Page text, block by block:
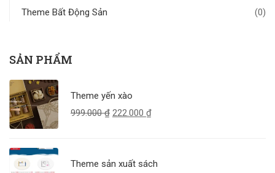
Theme Bất Động Sản
(0)
SẢN PHẨM
Theme yến xào
999.000₫ 222.000 ₫
Theme sản xuất sách